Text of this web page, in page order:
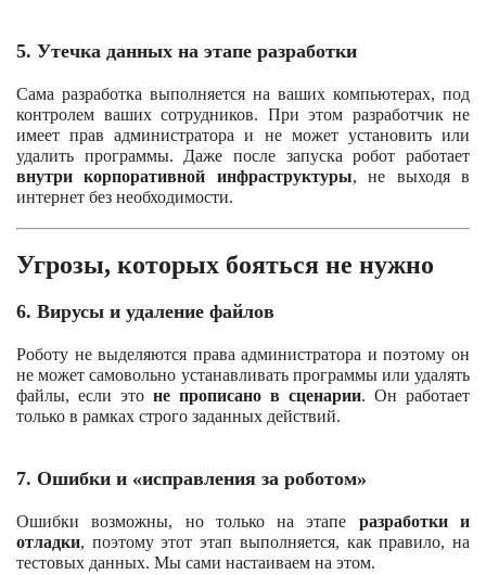
5. Утечка данных на этапе разработки
Сама разработка выполняется на ваших компьютерах, под
контролем ваших сотрудников. При этом разработчик не
имеет прав администратора и не может установить или
удалить программы. Даже после запуска робот работает
внутри корпоративной инфраструктуры, не выходя в
интернет без необходимости.
Угрозы, которых бояться не нужно
6. Вирусы и удаление файлов
Роботу не выделяются права администратора и поэтому он
не может самовольно устанавливать программы или удалять
файлы, если это не прописано в сценарии. Он работает
только в рамках строго заданных действий.
7. Ошибки и «исправления за роботом»
Ошибки возможны, но только на этапе разработки и
отладки, поэтому этот этап выполняется, как правило, на
тестовых данных. Мы сами настаиваем на этом.